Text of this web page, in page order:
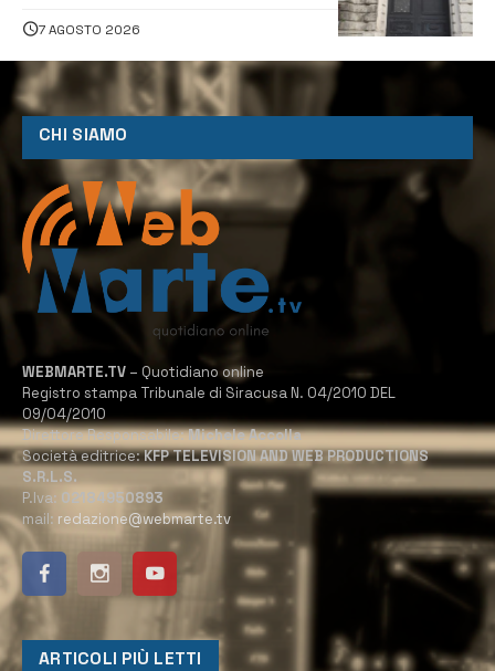
7 AGOSTO 2026
CHI SIAMO
WEBMARTE.TV – Quotidiano online
Registro stampa Tribunale di Siracusa N. 04/2010 DEL
09/04/2010
Direttore Responsabile:Michele Accolla
Società editrice:KFP TELEVISION AND WEB PRODUCTIONS
S.R.L.S.
P.Iva: 02184950893
mail: redazione@webmarte.tv
ARTICOLI PIÙ LETTI